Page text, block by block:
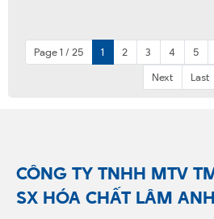
Page 1 / 25 1 2 3 4 5
Next
Last
CÔNG TY TNHH MTV
SX HÓA CHẤT LÂM ANH